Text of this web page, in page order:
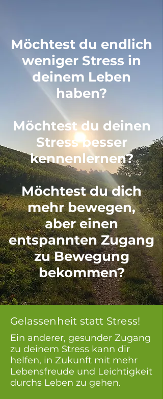
Möchtest du endlich
weniger Stress in
deinem Leben
haben?
Möchtest du deinen
Stress besser
kennenlernen?
Möchtest du dich
mehr bewegen,
aber einen
entspannten Zugang
zu Bewegung
bekommen?
Gelassenheit statt Stress!
Ein anderer, gesunder Zugang
zu deinem Stress kann dir
helfen, in Zukunft mit mehr
Lebensfreude und Leichtigkeit
durchs Leben zu gehen.